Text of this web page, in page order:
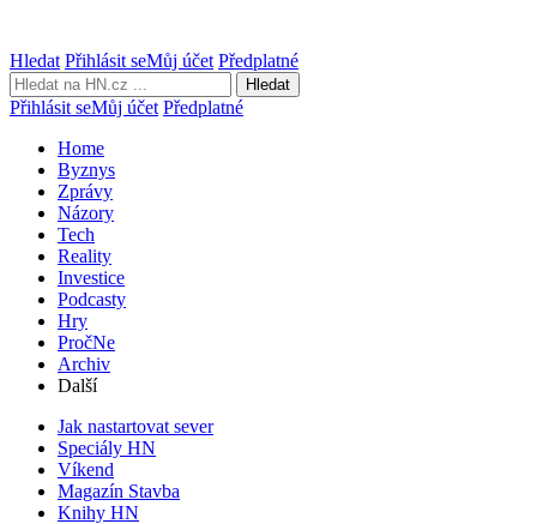
Hledat Přihlásit seMůj účet Předplatné
Hledat
Přihlásit seMůj účet Předplatné
Home
Byznys
Zprávy
Názory
Tech
Reality
Investice
Podcasty
Hry
PročNe
Archiv
Další
Jak nastartovat sever
Speciály HN
Víkend
Magazín Stavba
Knihy HN